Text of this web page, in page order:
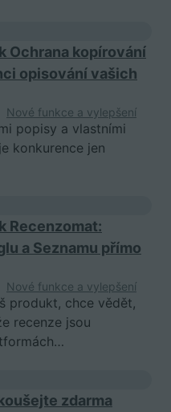
Ochrana kopírování
opisování vašich
Nové funkce a vylepšení
popisy a vlastními
konkurence jen
Recenzomat:
a Seznamu přímo
Nové funkce a vylepšení
produkt, chce vědět,
recenze jsou
zdarma